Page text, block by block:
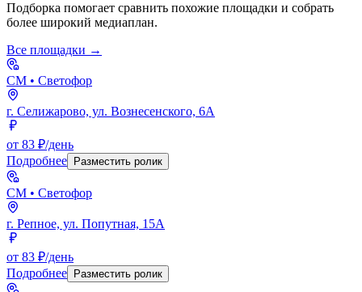
Подборка помогает сравнить похожие площадки и собрать
более широкий медиаплан.
Все площадки →
СМ • Светофор
г. Селижарово, ул. Вознесенского, 6А
от 83 ₽/день
Подробнее
Разместить ролик
СМ • Светофор
г. Репное, ул. Попутная, 15А
от 83 ₽/день
Подробнее
Разместить ролик